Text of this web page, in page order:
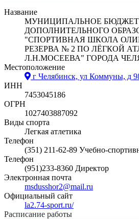
Название
МУНИЦИПАЛЬНОЕ
ДОПОЛНИТЕЛЬНОГО
"СПОРТИВНАЯ ШКОЛА
РЕЗЕРВА № 2 ПО ЛЁГКОЙ
Л.Н.МОСЕЕВА" ГОРОДА
Местоположение
г Челябинск, ул Коммуны, д
ИНН
7453045186
ОГРН
1027403887092
Виды спорта
Легкая атлетика
Телефон
(351) 211-62-89 Учебно-
Телефон
(951)233-8360 Директор
Электронная почта
msdusshor2@mail.ru
Официальный сайт
la2.74-sport.ru/
Расписание работы